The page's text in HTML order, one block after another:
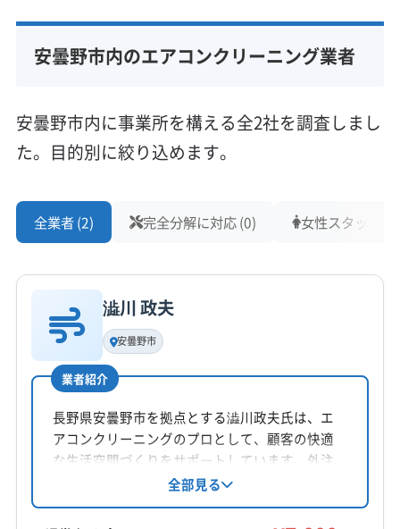
安曇野市内のエアコンクリーニング業者
安曇野市内に事業所を構える全2社を調査しまし
た。目的別に絞り込めます。
全業者 (2) 完全分解に対応 (0) 女性スタッフ在
澁川 政夫
安曇野市
業者紹介
長野県安曇野市を拠点とする澁川政夫氏は、エ
アコンクリーニングのプロとして、顧客の快適
な生活空間づくりをサポートしています。外注
なしで、丁寧な作業とコミュニケーションを重
視。土日祝日も対応し、エアコン専門知識を活
かした確実な清掃が魅力です。
全部見る